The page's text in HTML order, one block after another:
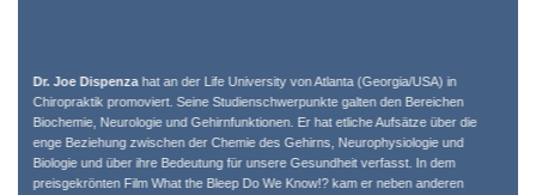
Dr. Joe Dispenzahat an der Life University von Atlanta (Georgia/USA) in
Chiropraktik promoviert. Seine Studienschwerpunkte galten den Bereichen
Biochemie, Neurologie und Gehirnfunktionen. Er hat etliche Aufsätze über die
enge Beziehung zwischen der Chemie des Gehirns, Neurophysiologie und
Biologie und über ihre Bedeutung für unsere Gesundheit verfasst. In dem
preisgekrönten Film What the Bleep Do We Know!? kam er neben anderen